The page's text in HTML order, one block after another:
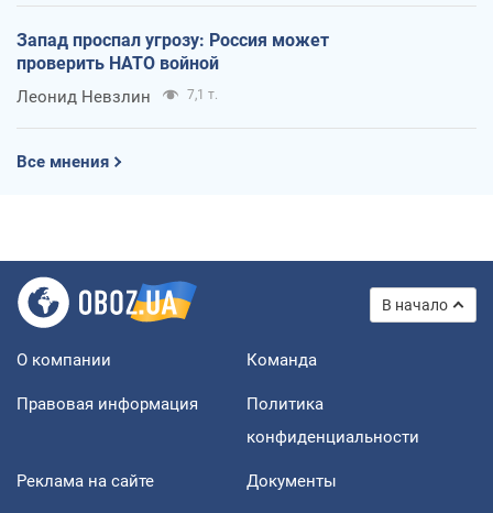
Запад проспал угрозу: Россия может
проверить НАТО войной
Леонид Невзлин 7,1 т.
Все мнения
В начало
О компании Команда
Правовая информация
Политика
конфиденциальности
Реклама на сайте Документы